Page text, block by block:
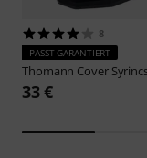
8
PASST GARANTIERT
Thomann Cover
33 €